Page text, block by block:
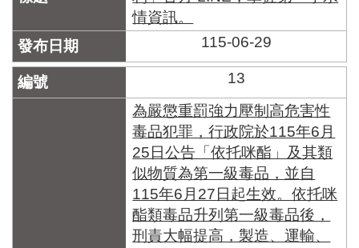
情資訊。
115-06-29
13
為嚴懲重罰強力壓制高危害性
毒品犯罪，行政院於115年6月
25日公告「依托咪酯」及其類
似物質為第一級毒品，並自
115年6月27日起生效。依托咪
酯類毒品升列第一級毒品後，
刑責大幅提高，製造、運輸、